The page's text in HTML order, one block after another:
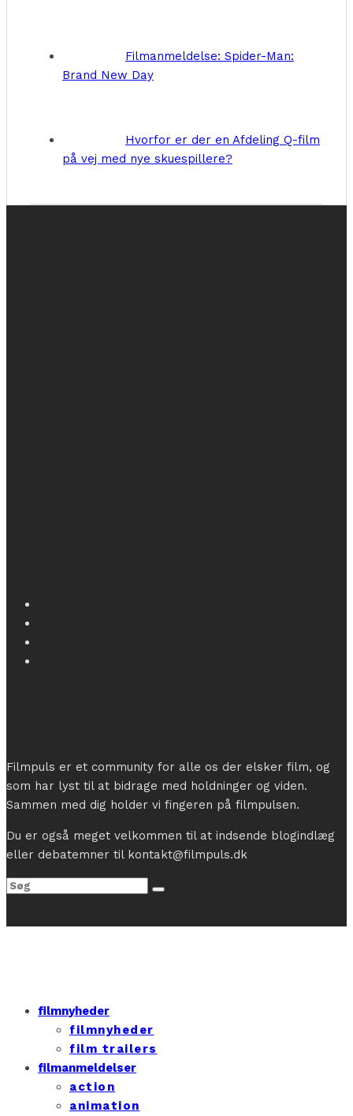
Filmanmeldelse: Spider-Man:
Brand New Day
Hvorfor er der en Afdeling Q-film
på vej med nye skuespillere?
Filmpuls er et community for alle os der elsker film, og
som har lyst til at bidrage med holdninger og viden.
Sammen med dig holder vi fingeren på filmpulsen.
Du er også meget velkommen til at indsende blogindlæg
eller debatemner til kontakt@filmpuls.dk
filmnyheder
filmnyheder
film trailers
filmanmeldelser
action
animation